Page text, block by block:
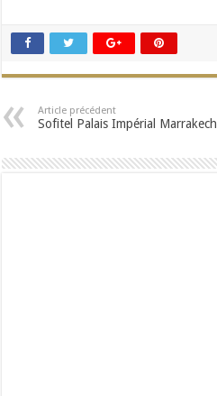
Article précédent
Sofitel Palais Impérial Marrakech